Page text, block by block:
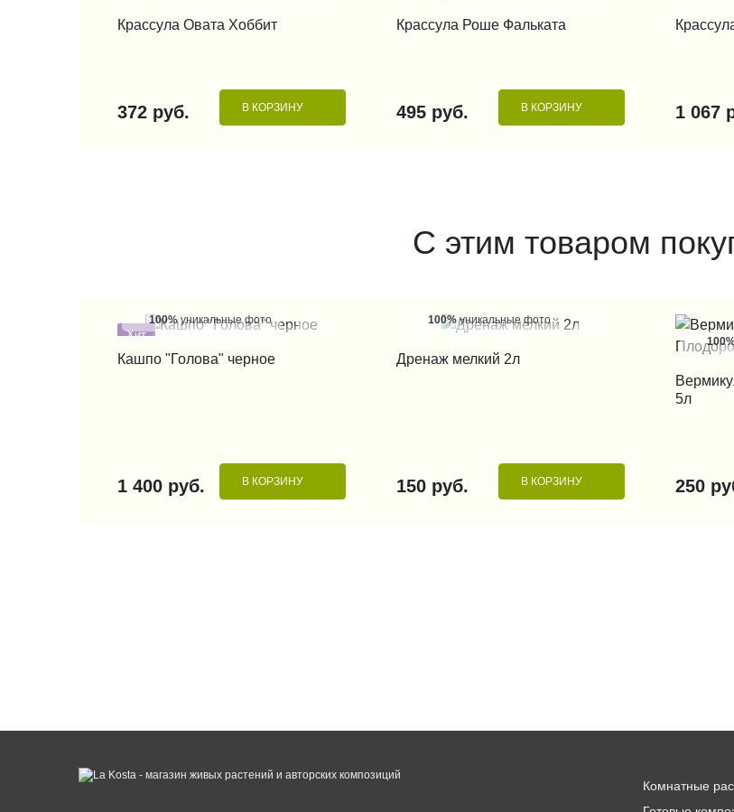
Крассула Овата Хоббит
372 руб. В КОРЗИНУ
Крассула Роше Фальката
495 руб. В КОРЗИНУ 1 067
С этим товаром
Хит
100%уникальные фото
Кашпо "Голова" черное
1 400 руб. В КОРЗИНУ
100%уникальные фото
Дренаж мелкий 2л
150 руб. В КОРЗИНУ
5л
250
Комнатные